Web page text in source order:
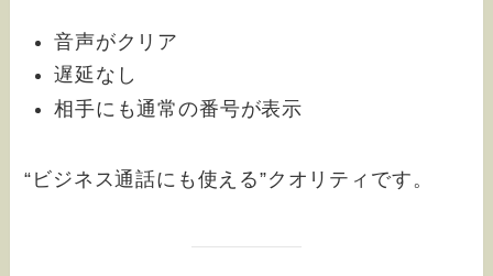
音声がクリア
遅延なし
相手にも通常の番号が表示
“ビジネス通話にも使える”クオリティです。